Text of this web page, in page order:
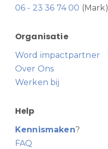
06 - 23 36 74 00 (Mark)
Organisatie
Word impactpartner
Over Ons
Werken bij
Help
Kennismaken?
FAQ